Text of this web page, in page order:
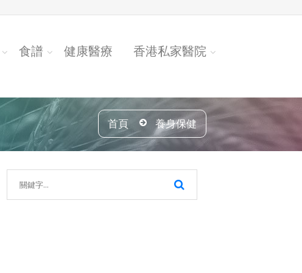
食譜 健康醫療 香港私家醫院
首頁 養身保健